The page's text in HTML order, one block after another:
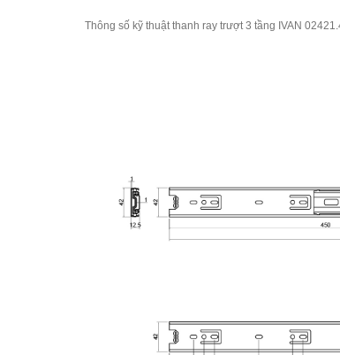
Thông số kỹ thuật thanh ray trượt 3 tầng IVAN